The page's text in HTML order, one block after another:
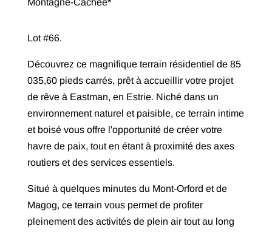
Montagne-Cachée*
Lot #66.
Découvrez ce magnifique terrain résidentiel de 85
035,60 pieds carrés, prêt à accueillir votre projet
de rêve à Eastman, en Estrie. Niché dans un
environnement naturel et paisible, ce terrain intime
et boisé vous offre l'opportunité de créer votre
havre de paix, tout en étant à proximité des axes
routiers et des services essentiels.
Situé à quelques minutes du Mont-Orford et de
Magog, ce terrain vous permet de profiter
pleinement des activités de plein air tout au long